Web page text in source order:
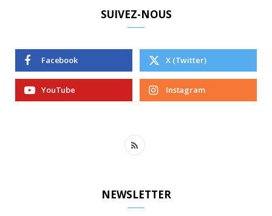
SUIVEZ-NOUS
Facebook X (Twitter)
YouTube Instagram
R
NEWSLETTER